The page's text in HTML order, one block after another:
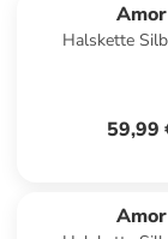
Amor
Halskette
59,99
Amor